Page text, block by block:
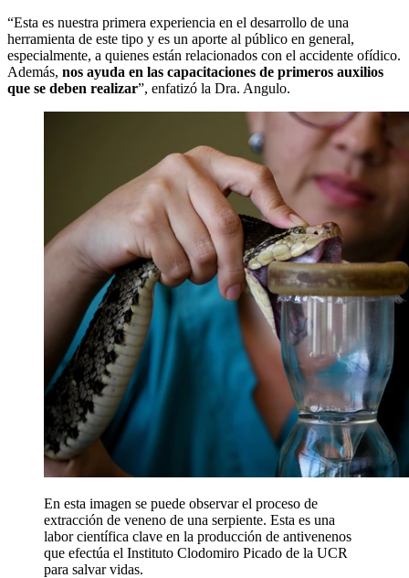
“Esta es nuestra primera experiencia en el desarrollo de una
herramienta de este tipo y es un aporte al público en general,
especialmente, a quienes están relacionados con el accidente ofídico.
Además, nos ayuda en las capacitaciones de primeros auxilios
que se deben realizar”, enfatizó la Dra. Angulo.
En esta imagen se puede observar el proceso de
extracción de veneno de una serpiente. Esta es una
labor científica clave en la producción de antivenenos
que efectúa el Instituto Clodomiro Picado de la UCR
para salvar vidas.